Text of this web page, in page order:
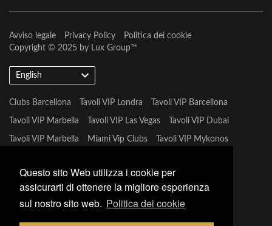
Questo sito Web utilizza i cookie per
assicurarti di ottenere la migliore esperienza
sul nostro sito web. Politica dei cookie
Avviso legale Privacy Policy
Politica dei cookie
Copyright © 2025 by Lux Group™
English
Clubs Barcellona Tavoli VIP Londra Tavoli VIP Barcellona
Tavoli VIP Marbella Tavoli VIP Las Vegas Tavoli VIP Dubai
Tavoli VIP Marbella Miami Vip Clubs Tavoli VIP Mykonos